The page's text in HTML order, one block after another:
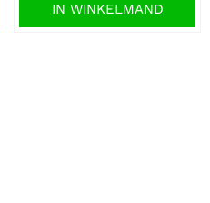
IN WINKELMAND